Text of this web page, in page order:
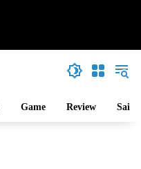
Game Review Sains